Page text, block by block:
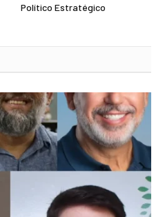
Político Estratégico